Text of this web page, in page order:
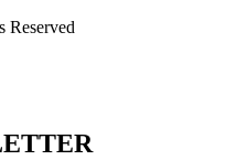
Reserved